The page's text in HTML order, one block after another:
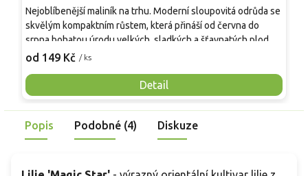
od 149 Kč / ks
Detail
Nejoblíbenější maliník na trhu. Moderní sloupovitá odrůda se
skvělým kompaktním růstem, která přináší od června do
srpna bohatou úrodu velkých, sladkých a šťavnatých plodů.
Pevné vzpřímené výhony tvoří elegantní habitus bez
Mrazuvzdornost do −25 °C a spolehlivá vitalita z něj dělají
skvělou volbu pro každého pěstitele.
Popis Podobné (4) Diskuze